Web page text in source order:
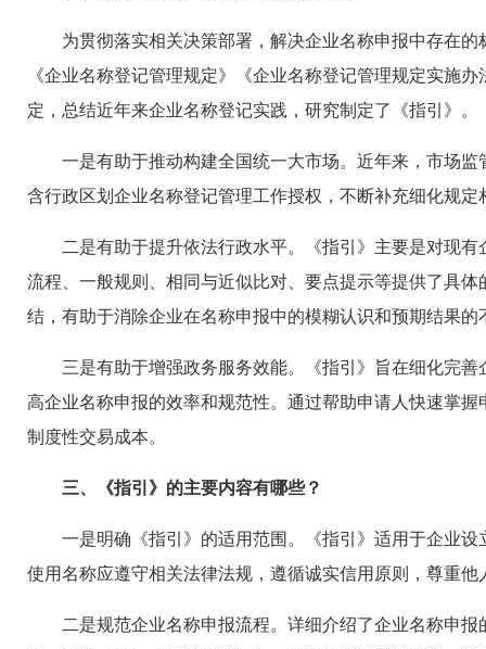
为贯彻落实相关决策部署，解决企业名称申报中存在
《企业名称登记管理规定》《企业名称登记管理规定实施
定，总结近年来企业名称登记实践，研究制定了《指引》。
一是有助于推动构建全国统一大市场。近年来，市场
含行政区划企业名称登记管理工作授权，不断补充细化规
二是有助于提升依法行政水平。《指引》主要是对现
流程、一般规则、相同与近似比对、要点提示等提供了具
结，有助于消除企业在名称申报中的模糊认识和预期结果
三是有助于增强政务服务效能。《指引》旨在细化完
高企业名称申报的效率和规范性。通过帮助申请人快速掌
制度性交易成本。
三、《指引》的主要内容有哪些？
一是明确《指引》的适用范围。《指引》适用于企业
使用名称应遵守相关法律法规，遵循诚实信用原则，尊重
二是规范企业名称申报流程。详细介绍了企业名称申